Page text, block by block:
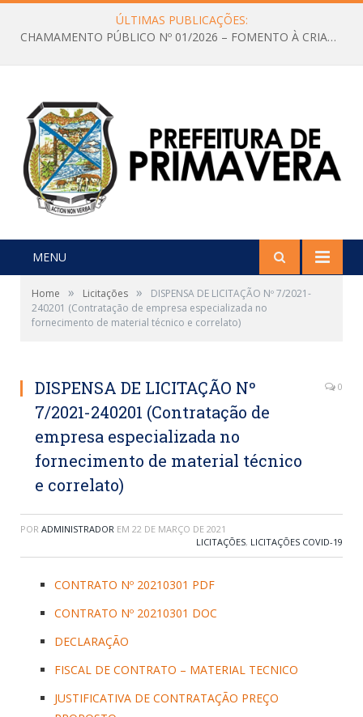
ÚLTIMAS PUBLICAÇÕES:
CHAMAMENTO PÚBLICO Nº 01/2026 – FOMENTO À CRIAÇÃO E A CIRCULAÇÃO DE PRODUÇÕES CULTURAIS – Aldir Blanc
MENU
Home » Licitações »
DISPENSA DE LICITAÇÃO Nº 7/2021-
240201 (Contratação de empresa especializada no
fornecimento de material técnico e correlato)
DISPENSA DE LICITAÇÃO Nº
7/2021-240201 (Contratação de
empresa especializada no
fornecimento de material técnico
e correlato)
0
POR ADMINISTRADOR EM 22 DE MARÇO DE 2021
LICITAÇÕES, LICITAÇÕES COVID-19
CONTRATO Nº 20210301 PDF
CONTRATO Nº 20210301 DOC
DECLARAÇÃO
FISCAL DE CONTRATO – MATERIAL TECNICO
JUSTIFICATIVA DE CONTRATAÇÃO PREÇO